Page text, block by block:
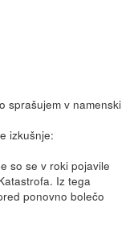
sprašujem v namenski
izkušnje:
so se v roki pojavile
Iz tega
ponovno bolečo